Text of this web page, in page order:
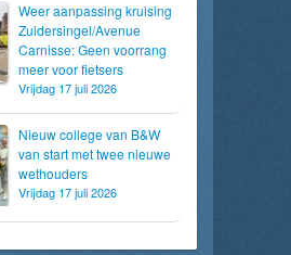
Weer aanpassing kruising
Zuidersingel/Avenue
Carnisse: Geen voorrang
meer voor fietsers
Vrijdag 17 juli 2026
Nieuw college van B&W
van start met twee nieuwe
wethouders
Vrijdag 17 juli 2026